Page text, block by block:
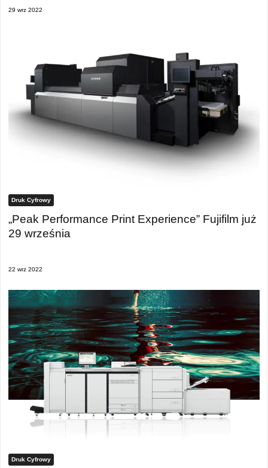
29 wrz 2022
Druk Cyfrowy
„Peak Performance Print Experience” Fujifilm już
29 września
22 wrz 2022
Druk Cyfrowy